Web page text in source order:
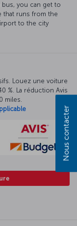
bus, you can get to
that runs from the
to the city
Louez une voiture
%. La réduction Avis
miles.
Nous contacter